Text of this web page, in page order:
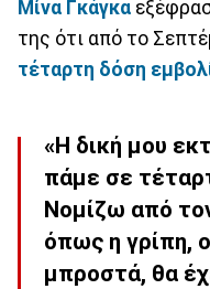
Μίνα Γκάγκα
της ότι από το
τέταρτη δόση
«Η δική μου
πάμε σε
Νομίζω από
όπως η γρίπη,
μπροστά, θα